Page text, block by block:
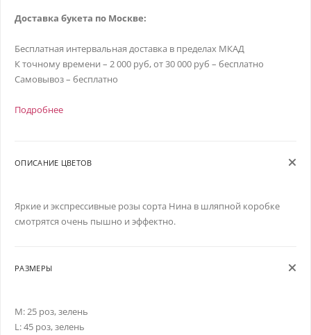
Доставка букета по Москве:
Бесплатная интервальная доставка в пределах МКАД
К точному времени – 2 000 руб, от 30 000 руб – бесплатно
Самовывоз – бесплатно
Подробнее
ОПИСАНИЕ ЦВЕТОВ
Яркие и экспрессивные розы сорта Нина в шляпной коробке
смотрятся очень пышно и эффектно.
РАЗМЕРЫ
M: 25 роз, зелень
L: 45 роз, зелень